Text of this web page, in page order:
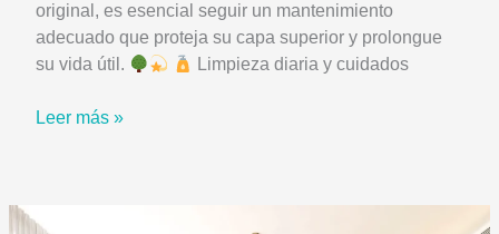
original, es esencial seguir un mantenimiento
adecuado que proteja su capa superior y prolongue
su vida útil.
Limpieza diaria y cuidados
Cómo
de
Leer más »